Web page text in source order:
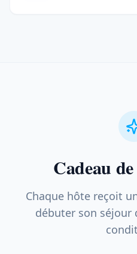
Cadeau
Chaque hôte reçoit
débuter son séjour